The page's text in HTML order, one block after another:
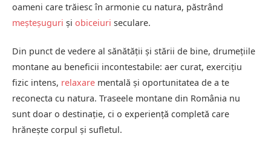
oameni care trăiesc în armonie cu natura, păstrând
meșteșuguri și obiceiuri seculare.
Din punct de vedere al sănătății și stării de bine, drumețiile
montane au beneficii incontestabile: aer curat, exercițiu
fizic intens, relaxare mentală și oportunitatea de a te
reconecta cu natura. Traseele montane din România nu
sunt doar o destinație, ci o experiență completă care
hrănește corpul și sufletul.